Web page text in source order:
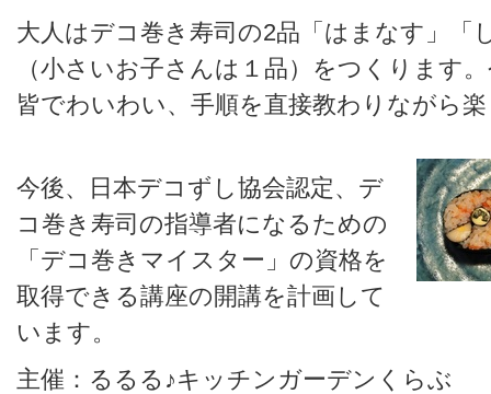
大人はデコ巻き寿司の2品「はまなす」「
（小さいお子さんは１品）をつくります
皆でわいわい、手順を直接教わりながら
今後、日本デコずし協会認定、デ
コ巻き寿司の指導者になるための
「デコ巻きマイスター」の資格を
取得できる講座の開講を計画して
います。
主催：るるる♪キッチンガーデンくらぶ